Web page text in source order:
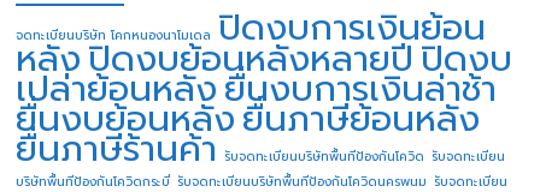
จดทะเบียนบริษัท โคกหนองนาโมเดล ปิดงบการเงินย้อน
หลังปิดงบย้อนหลังหลายปี ปิดงบ
เปล่าย้อนหลังยื่นงบการเงินล่าช้า
ยื่นงบย้อนหลังยื่นภาษีย้อนหลัง
ยื่นภาษีร้านค้า รับจดทะเบียนบริษัทพื้นทีป้องกันโควิด รับจดทะเบียน
บริษัทพื้นทีป้องกันโควิดกระบี่ รับจดทะเบียนบริษัทพื้นทีป้องกันโควิดนครพนม รับจดทะเบียน